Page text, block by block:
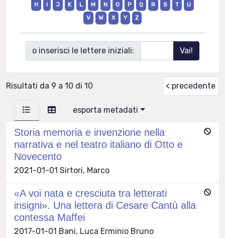
H
I J K L M N O P Q R S T
U
V
W X Y Z
o inserisci le lettere iniziali:
Risultati da 9 a 10 di 10 < precedente
esporta metadati
Storia memoria e invenzione nella
narrativa e nel teatro italiano di Otto e
Novecento
2021-01-01 Sirtori, Marco
«A voi nata e cresciuta tra letterati
insigni». Una lettera di Cesare Cantù alla
contessa Maffei
2017-01-01 Bani, Luca Erminio Bruno